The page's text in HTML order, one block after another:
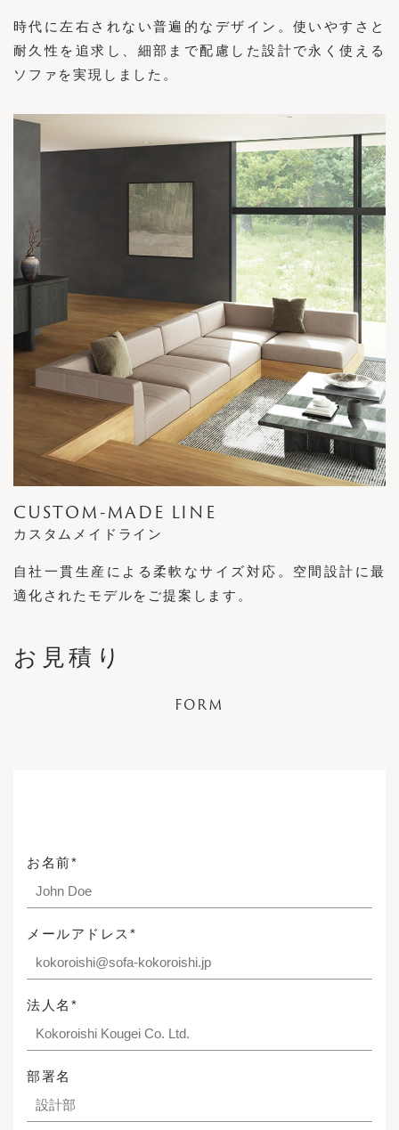
時代に左右されない普遍的なデザイン。使いやすさと
耐久性を追求し、細部まで配慮した設計で永く使える
ソファを実現しました。
CUSTOM-MADE LINE
カスタムメイドライン
自社一貫生産による柔軟なサイズ対応。空間設計に最
適化されたモデルをご提案します。
お見積り
FORM
お名前*
メールアドレス*
法人名*
部署名